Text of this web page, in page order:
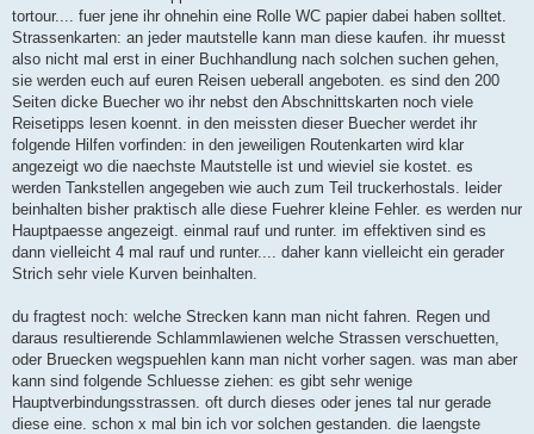
tortour.... fuer jene ihr ohnehin eine Rolle WC papier dabei haben solltet.
Strassenkarten: an jeder mautstelle kann man diese kaufen. ihr muesst
also nicht mal erst in einer Buchhandlung nach solchen suchen gehen,
sie werden euch auf euren Reisen ueberall angeboten. es sind den 200
Seiten dicke Buecher wo ihr nebst den Abschnittskarten noch viele
Reisetipps lesen koennt. in den meissten dieser Buecher werdet ihr
folgende Hilfen vorfinden: in den jeweiligen Routenkarten wird klar
angezeigt wo die naechste Mautstelle ist und wieviel sie kostet. es
werden Tankstellen angegeben wie auch zum Teil truckerhostals. leider
beinhalten bisher praktisch alle diese Fuehrer kleine Fehler. es werden nur
Hauptpaesse angezeigt. einmal rauf und runter. im effektiven sind es
dann vielleicht 4 mal rauf und runter.... daher kann vielleicht ein gerader
Strich sehr viele Kurven beinhalten.
du fragtest noch: welche Strecken kann man nicht fahren. Regen und
daraus resultierende Schlammlawienen welche Strassen verschuetten,
oder Bruecken wegspuehlen kann man nicht vorher sagen. was man aber
kann sind folgende Schluesse ziehen: es gibt sehr wenige
Hauptverbindungsstrassen. oft durch dieses oder jenes tal nur gerade
diese eine. schon x mal bin ich vor solchen gestanden. die laengste